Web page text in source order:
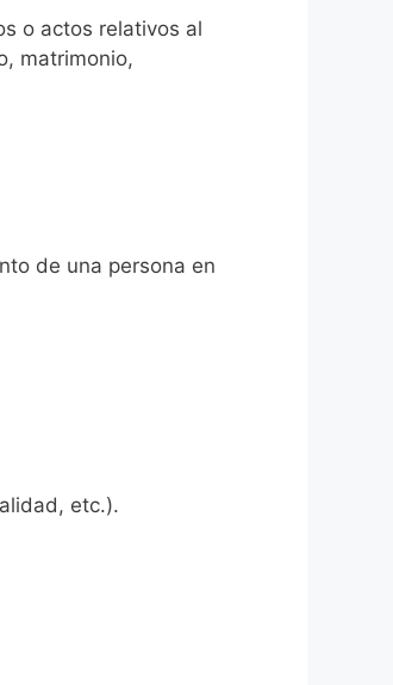
o actos relativos al
matrimonio,
de una persona en
etc.).